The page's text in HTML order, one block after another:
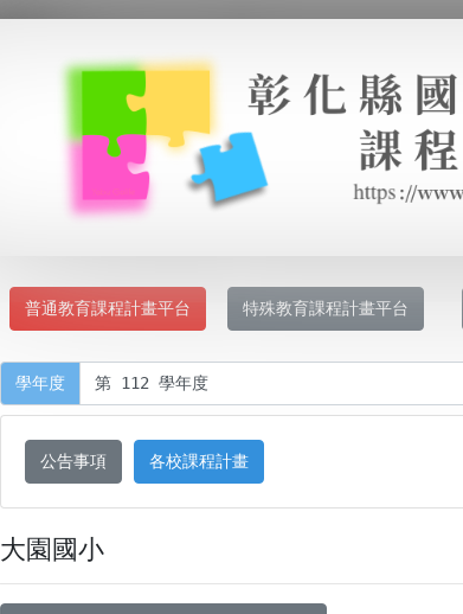
普通教育課程計畫平台 特殊教育課程計畫平台
學年度
公告事項 各校課程計畫
大園國小